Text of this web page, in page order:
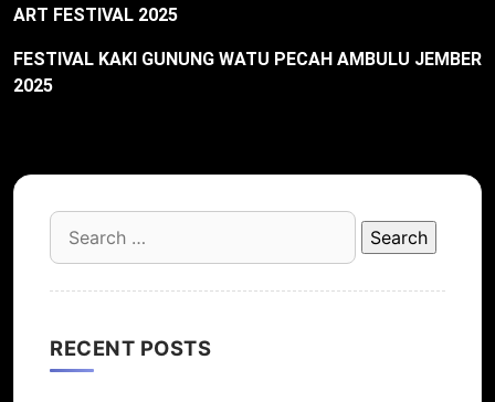
ART FESTIVAL 2025
FESTIVAL KAKI GUNUNG WATU PECAH AMBULU JEMBER
2025
Search
for:
RECENT POSTS